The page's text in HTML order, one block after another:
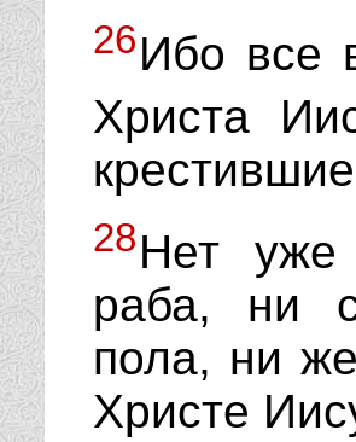
26Ибо все
Христа
28Нет уже
раба, ни
пола, ни
Христе